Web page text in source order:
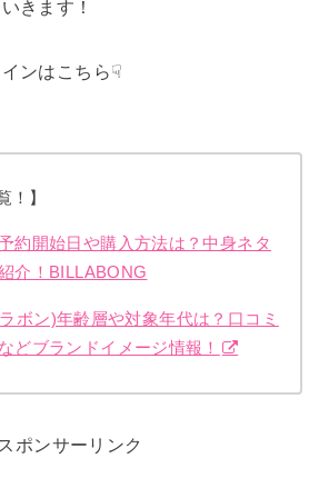
きます！
ンはこちら☟
！】
約開始日や購入方法は？中身ネタ
介！BILLABONG
ボン)年齢層や対象年代は？口コミ
どブランドイメージ情報！
スポンサーリンク